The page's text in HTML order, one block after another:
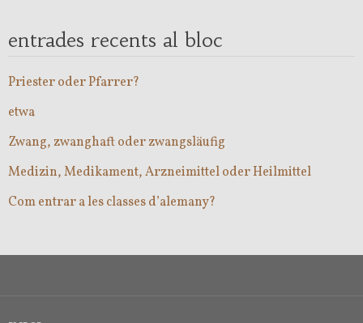
entrades recents al bloc
Priester oder Pfarrer?
etwa
Zwang, zwanghaft oder zwangsläufig
Medizin, Medikament, Arzneimittel oder Heilmittel
Com entrar a les classes d’alemany?